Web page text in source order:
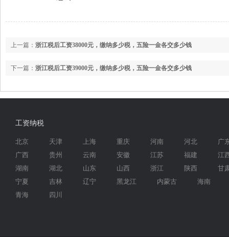
上一篇： 浙江税后工资38000元，缴纳多少税，五险一金各交多少钱
下一篇： 浙江税后工资39000元，缴纳多少税，五险一金各交多少钱
工资纳税
北京 天津 上海 重庆 河南 河北
广
广西
贵州 云南 安徽 江苏 福建
江
湖南
湖北 山东 山西 浙江 陕西
甘
宁夏
吉林 辽宁 黑龙江 内蒙古
海南
青海
四川